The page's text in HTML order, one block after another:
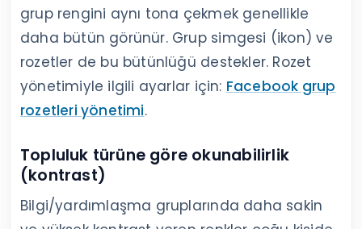
grup rengini aynı tona çekmek genellikle
daha bütün görünür. Grup simgesi (ikon) ve
rozetler de bu bütünlüğü destekler. Rozet
yönetimiyle ilgili ayarlar için: Facebook grup
rozetleri yönetimi.
Topluluk türüne göre okunabilirlik
(kontrast)
Bilgi/yardımlaşma gruplarında daha sakin